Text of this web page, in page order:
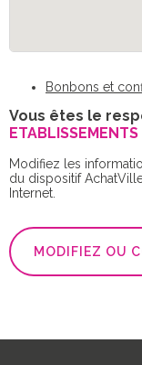
Bonbons et
Vous êtes le
Modifiez les
du dispositif
Internet.
MODIFIEZ OU